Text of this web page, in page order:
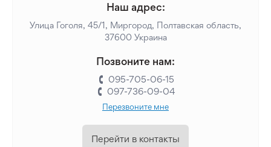
Наш адрес:
Улица Гоголя, 45/1, Миргород, Полтавская область,
37600 Украина
Позвоните нам:
095-705-06-15
097-736-09-04
Перезвоните мне
Перейти в контакты